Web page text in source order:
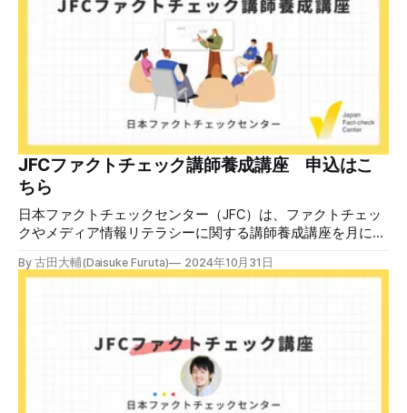
いうリンクをクリックするよう誘導している。 本文には、
警視庁の住所（東京都千代田区霞が関2-1-1）も書かれてい
JFCファクトチェック講師養成講座 申込はこ
ちら
日本ファクトチェックセンター（JFC）は、ファクトチェッ
クやメディア情報リテラシーに関する講師養成講座を月に1
認定バッジと教室や職場などで利用可能な教材を提供しま
ファクトチェックセンター（JFC）による講師養成講座で
す。 講師養成講座（オンラインで90分）を受講いただいた
後、修了課題を提出された方には、教室や職場などで利用可
能な教材の提... powered by Peatix : More than a
By 古田大輔(Daisuke Furuta) 2024年10月31日